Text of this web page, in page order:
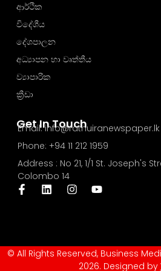
Get In Touch
Email: info@rathuiranewspaper.lk
Phone: +94 11 212 1959
Address : No 21, 1/1 St. Joseph's
Colombo 14
ආර්ථික
විදේශීය
දේශපාලන
අධ්‍යාපන හා වෘත්තීය
ව්‍යාපාරික
ක්‍රීඩා
© All Rights Reserved, Business
2026. Designed by